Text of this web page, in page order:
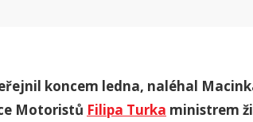
koncem ledna, naléhal
Motoristů Filipa Turka ministrem